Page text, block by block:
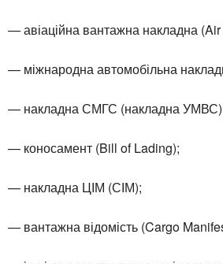
— авіаційна вантажна накладна
— міжнародна автомобільна
— накладна СМГС (накладна
— коносамент (Bill of Lading);
— накладна ЦІМ (СІМ);
— вантажна відомість (Cargo